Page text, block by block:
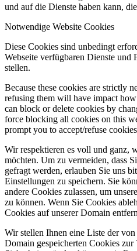
und auf die Dienste haben kann,
Notwendige Website Cookies
Diese Cookies sind unbedingt
Webseite verfügbaren Dienste und
stellen.
Because these cookies are strictly
refusing them will have impact
can block or delete cookies by
force blocking all cookies on this
prompt you to accept/refuse
Wir respektieren es voll und ganz,
möchten. Um zu vermeiden, dass
gefragt werden, erlauben Sie uns
Einstellungen zu speichern. Sie
andere Cookies zulassen, um
zu können. Wenn Sie Cookies
Cookies auf unserer Domain
Wir stellen Ihnen eine Liste der
Domain gespeicherten Cookies